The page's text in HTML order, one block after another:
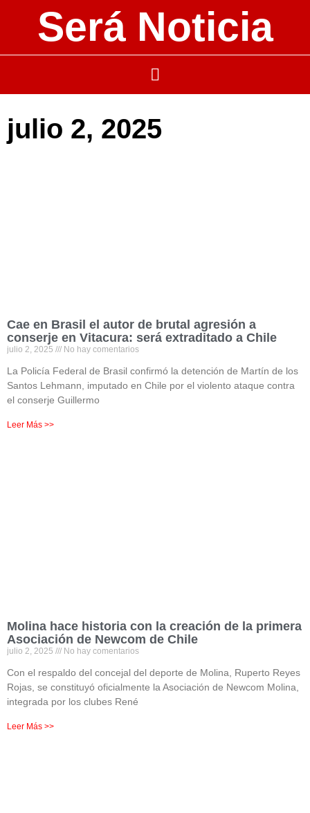
Será Noticia
julio 2, 2025
Cae en Brasil el autor de brutal agresión a
conserje en Vitacura: será extraditado a Chile
julio 2, 2025 No hay comentarios
La Policía Federal de Brasil confirmó la detención de Martín de los
Santos Lehmann, imputado en Chile por el violento ataque contra
el conserje Guillermo
Leer Más >>
Molina hace historia con la creación de la primera
Asociación de Newcom de Chile
julio 2, 2025 No hay comentarios
Con el respaldo del concejal del deporte de Molina, Ruperto Reyes
Rojas, se constituyó oficialmente la Asociación de Newcom Molina,
integrada por los clubes René
Leer Más >>